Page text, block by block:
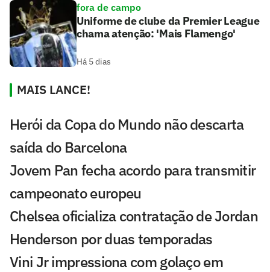
fora de campo
Uniforme de clube da Premier League
chama atenção: 'Mais Flamengo'
Há 5 dias
MAIS LANCE!
Herói da Copa do Mundo não descarta
saída do Barcelona
Jovem Pan fecha acordo para transmitir
campeonato europeu
Chelsea oficializa contratação de Jordan
Henderson por duas temporadas
Vini Jr impressiona com golaço em